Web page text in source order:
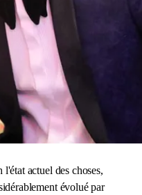
actuel des choses,
évolué par